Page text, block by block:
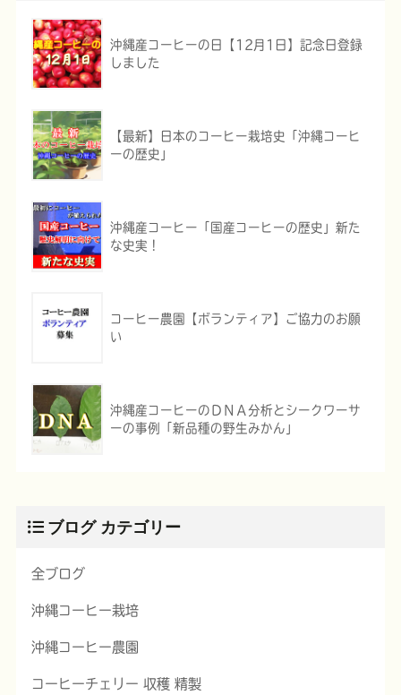
沖縄産コーヒーの日【12月1日】記念日登録
しました
【最新】日本のコーヒー栽培史「沖縄コーヒ
ーの歴史」
沖縄産コーヒー「国産コーヒーの歴史」新た
な史実！
コーヒー農園【ボランティア】ご協力のお願
い
沖縄産コーヒーのＤＮＡ分析とシークワーサ
ーの事例「新品種の野生みかん」
ブログ カテゴリー
全ブログ
沖縄コーヒー栽培
沖縄コーヒー農園
コーヒーチェリー 収穫 精製